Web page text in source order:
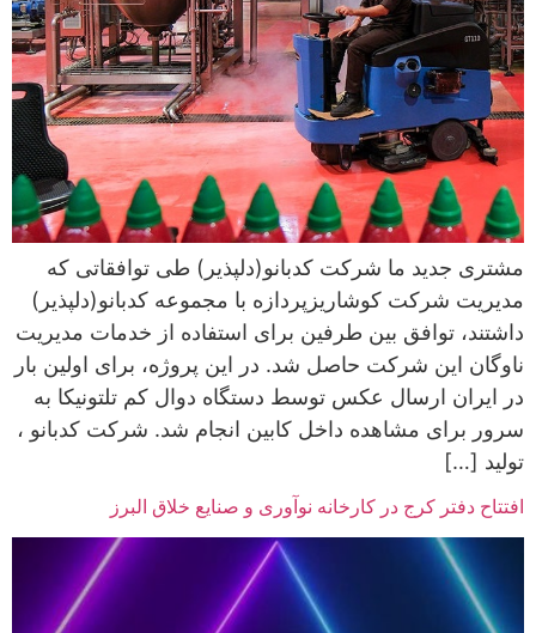
مشتری جدید ما شرکت کدبانو(دلپذیر) طی توافقاتی که
مدیریت شرکت کوشاریزپردازه با مجموعه کدبانو(دلپذیر)
داشتند، توافق بین طرفین برای استفاده از خدمات مدیریت
ناوگان این شرکت حاصل شد. در این پروژه، برای اولین بار
در ایران ارسال عکس توسط دستگاه دوال کم تلتونیکا به
سرور برای مشاهده داخل کابین انجام شد. شرکت کدبانو ،
تولید […]
افتتاح دفتر کرج در کارخانه نوآوری و صنایع خلاق البرز